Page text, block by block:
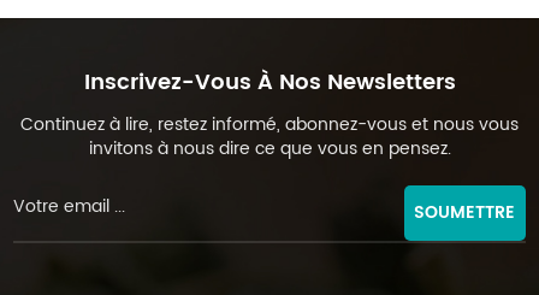
Inscrivez-Vous À Nos Newsletters
Continuez à lire, restez informé, abonnez-vous et nous vous
invitons à nous dire ce que vous en pensez.
SOUMETTRE